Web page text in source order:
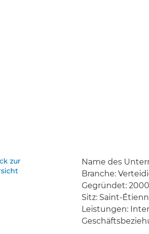
zur
Name des
Branche:
Gegründet: 2000
Sitz: Saint-
Leistungen: